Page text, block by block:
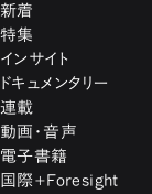
新着
特集
インサイト
ドキュメンタリー
連載
動画・音声
電子書籍
国際+Foresight